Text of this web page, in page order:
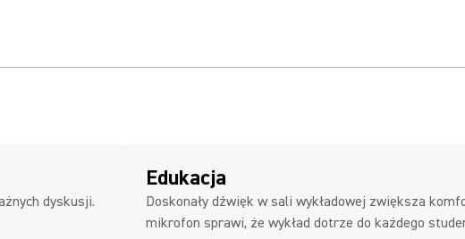
dyskusji.
Edukacja
Doskonały dźwięk w sali wykładowej zwiększa
mikrofon sprawi, że wykład dotrze do każdego